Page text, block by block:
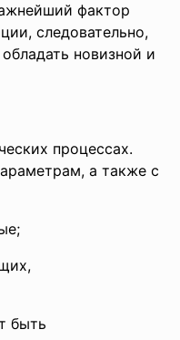
фактор
следовательно,
новизной и
процессах.
а также с
быть